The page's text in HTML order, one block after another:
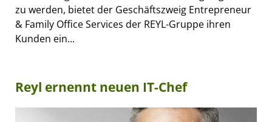
zu werden, bietet der Geschäftszweig Entrepreneur
& Family Office Services der REYL-Gruppe ihren
Kunden ein...
Reyl ernennt neuen IT-Chef